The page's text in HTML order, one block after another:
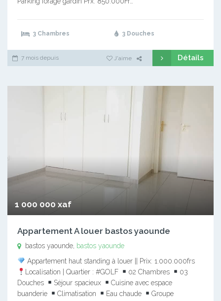
3 Chambres 3 Douches
7 mois depuis J'aime Détails
1 000 000 xaf
Appartement A louer bastos yaounde
bastos yaounde, bastos yaounde
Appartement haut standing à louer || Prix: 1.000.000frs
Localisation | Quartier : #GOLF
02 Chambres
03
Douches
Séjour spacieux
Cuisine avec espace
buanderie
Climatisation Eau chaude
Groupe